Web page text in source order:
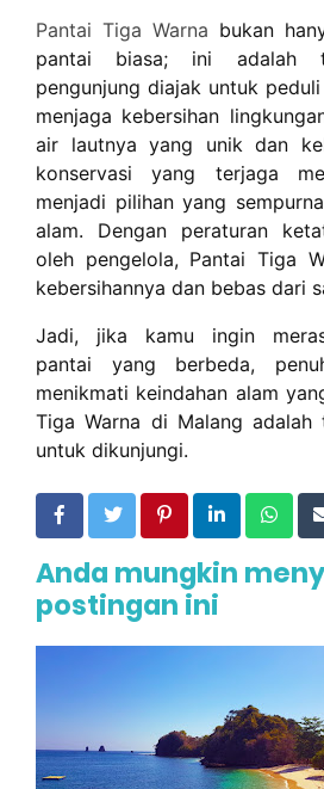
Pantai Tiga Warna bukan
pantai biasa; ini adalah
pengunjung diajak untuk
menjaga kebersihan
air lautnya yang unik dan
konservasi yang terjaga
menjadi pilihan yang
alam. Dengan peraturan
oleh pengelola, Pantai Tiga
kebersihannya dan bebas dari
Jadi, jika kamu ingin
pantai yang berbeda,
menikmati keindahan alam
Tiga Warna di Malang
untuk dikunjungi.
Anda mungkin
postingan ini